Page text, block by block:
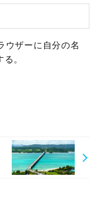
ウザーに自分の名
。